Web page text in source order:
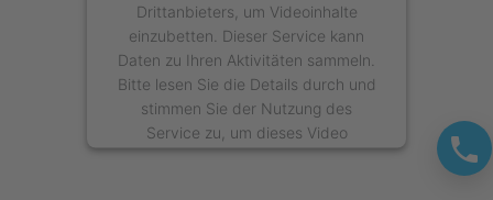
Drittanbieters, um Videoinhalte
einzubetten. Dieser Service kann
Daten zu Ihren Aktivitäten sammeln.
Bitte lesen Sie die Details durch und
stimmen Sie der Nutzung des
Service zu, um dieses Video
anzusehen.